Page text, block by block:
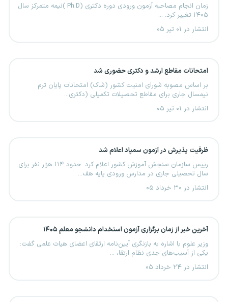
زمان انجام مصاحبه آزمون ورودی دوره دکتری (Ph.D )نیمه متمرکز سال
۱۴۰۵ تغییر کرد. ...
انتشار در ۰۱ تیر ۰۵
امتحانات مقاطع ارشد و دکتری حضوری شد
بر اساس مصوبه شورای امنیت کشور (شاک) امتحانات پایان ترم
نیمسال جاری برای مقاطع تحصیلات تکمیلی (دکتری...
انتشار در ۰۱ تیر ۰۵
ظرفیت پذیرش در آزمون سمپاد اعلام شد
رییس سازمان سنجش آموزش کشور اعلام کرد: حدود ۱۱۴ هزار نفر برای
سال تحصیلی جاری در مدارس ورودی پایه هف...
انتشار در ۳۰ خرداد ۰۵
آخرین خبر از زمان برگزاری آزمون استخدام دانشجو معلم ۱۴۰۵
وزیر علوم با اشاره به بازنگری آیین‌نامه ارتقای اعضای هیات علمی گفت:
یکی از آسیب‌های جدی نظام ارتقا، ...
انتشار در ۲۴ خرداد ۰۵